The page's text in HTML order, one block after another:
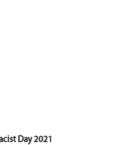
Day 2021